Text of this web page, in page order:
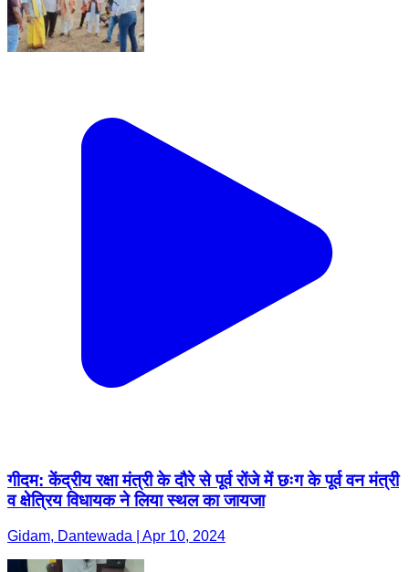
गीदम: केंद्रीय रक्षा मंत्री के दौरे से पूर्व रोंजे में छःग के पूर्व वन मंत्री
व क्षेत्रिय विधायक ने लिया स्थल का जायजा
Gidam, Dantewada | Apr 10, 2024